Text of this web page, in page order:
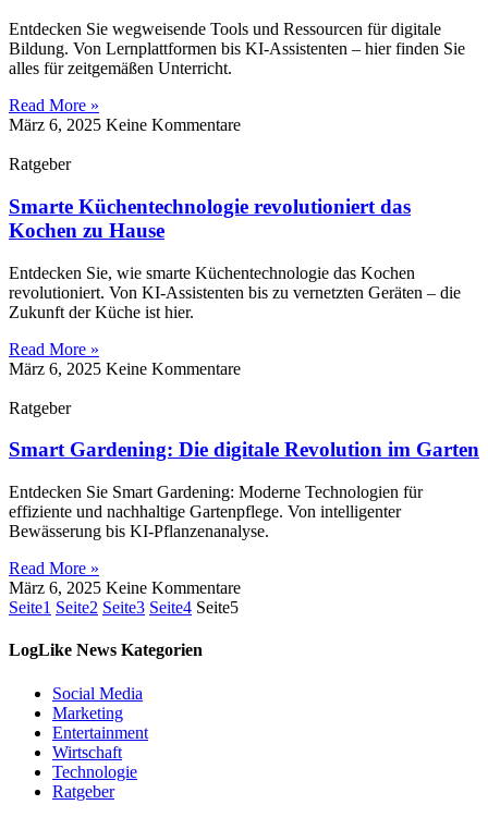
Entdecken Sie wegweisende Tools und Ressourcen für digitale
Bildung. Von Lernplattformen bis KI-Assistenten – hier finden Sie
alles für zeitgemäßen Unterricht.
Read More »
März 6, 2025 Keine Kommentare
Ratgeber
Smarte Küchentechnologie revolutioniert das
Kochen zu Hause
Entdecken Sie, wie smarte Küchentechnologie das Kochen
revolutioniert. Von KI-Assistenten bis zu vernetzten Geräten – die
Zukunft der Küche ist hier.
Read More »
März 6, 2025 Keine Kommentare
Ratgeber
Smart Gardening: Die digitale Revolution im Garten
Entdecken Sie Smart Gardening: Moderne Technologien für
effiziente und nachhaltige Gartenpflege. Von intelligenter
Bewässerung bis KI-Pflanzenanalyse.
Read More »
März 6, 2025 Keine Kommentare
Seite1 Seite2 Seite3 Seite4 Seite5
LogLike News Kategorien
Social Media
Marketing
Entertainment
Wirtschaft
Technologie
Ratgeber